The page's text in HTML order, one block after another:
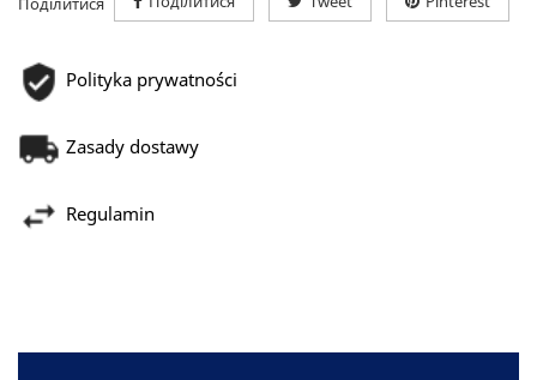
Polityka prywatności
Zasady dostawy
Regulamin